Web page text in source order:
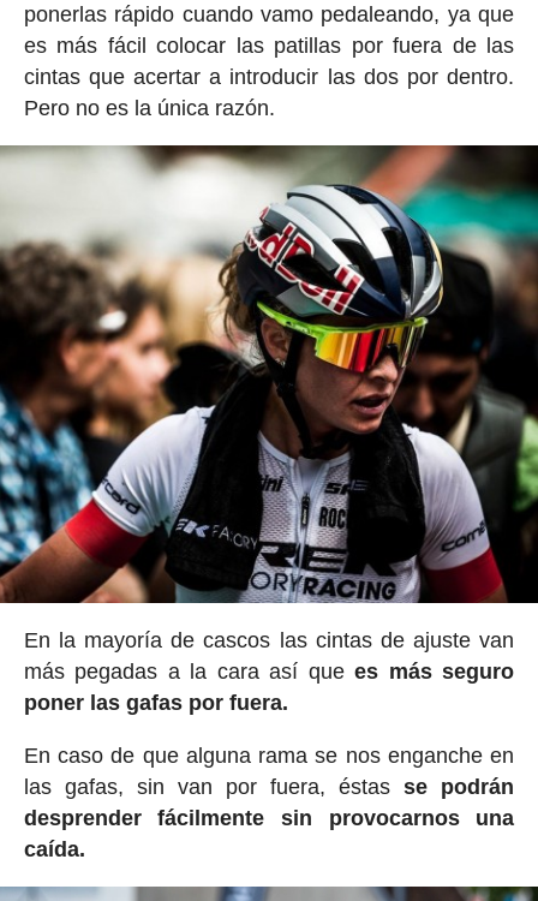
ponerlas rápido cuando vamo pedaleando, ya que
es más fácil colocar las patillas por fuera de las
cintas que acertar a introducir las dos por dentro.
Pero no es la única razón.
En la mayoría de cascos las cintas de ajuste van
más pegadas a la cara así quees más seguro
poner las gafas por fuera.
En caso de que alguna rama se nos enganche en
las gafas, sin van por fuera, éstasse podrán
desprender fácilmente sin provocarnos una
caída.